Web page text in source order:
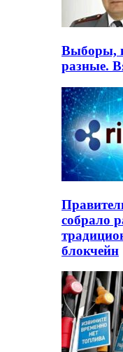
Выборы,
разные.
собрало
блокчейн